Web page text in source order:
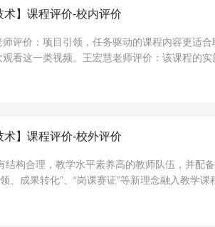
术】课程评价-校内评价
评价：项目引领，任务驱动的课程内容更适
看这一类视频。王宏慧老师评价：该课程的
术】课程评价-校外评价
结构合理，教学水平素养高的教师队伍，并配
、成果转化”、“岗课赛证”等新理念融入教学